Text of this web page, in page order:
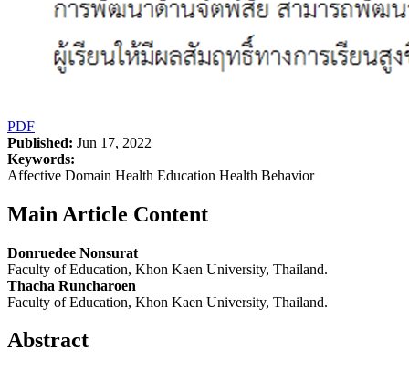
PDF
Published: Jun 17, 2022
Keywords:
Affective Domain Health Education Health Behavior
Main Article Content
Donruedee Nonsurat
Faculty of Education, Khon Kaen University, Thailand.
Thacha Runcharoen
Faculty of Education, Khon Kaen University, Thailand.
Abstract